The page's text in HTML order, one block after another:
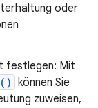
oder
festlegen: Mit
können Sie
zuweisen,